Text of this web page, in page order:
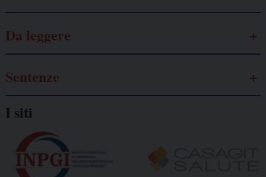
Da leggere
Sentenze
I siti